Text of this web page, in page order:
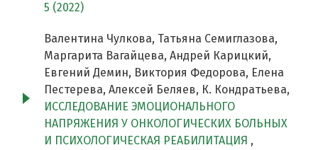
5 (2022)
Валентина Чулкова, Татьяна Семиглазова,
Маргарита Вагайцева, Андрей Карицкий,
Евгений Демин, Виктория Федорова, Елена
Пестерева, Алексей Беляев, К. Кондратьева,
ИССЛЕДОВАНИЕ ЭМОЦИОНАЛЬНОГО
НАПРЯЖЕНИЯ У ОНКОЛОГИЧЕСКИХ БОЛЬНЫХ
И ПСИХОЛОГИЧЕСКАЯ РЕАБИЛИТАЦИЯ ,